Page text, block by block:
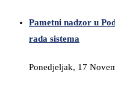
Pametni nadzor u
rada sistema
Ponedjeljak, 17